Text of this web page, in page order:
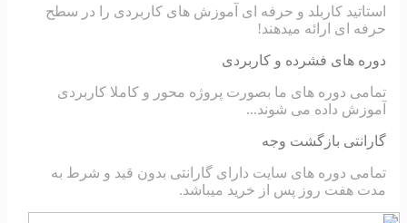
استاتید کاربلد و حرفه ای آموزش های کاربردی را در سطح
حرفه ای ارائه میدهند!
دوره های فشرده و کاربردی
تمامی دوره های ما بصورت پروژه محور و کاملا کاربردی
آموزش داده می شوند...
گارانتی بازگشت وجه
تمامی دوره های سایت دارای گارانتی بدون قید و شرط به
مدت هفت روز پس از خرید میباشد.